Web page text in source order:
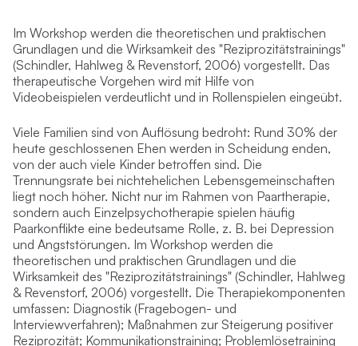
Im Workshop werden die theoretischen und praktischen
Grundlagen und die Wirksamkeit des "Reziprozitätstrainings"
(Schindler, Hahlweg & Revenstorf, 2006) vorgestellt. Das
therapeutische Vorgehen wird mit Hilfe von
Videobeispielen verdeutlicht und in Rollenspielen eingeübt.
Viele Familien sind von Auflösung bedroht: Rund 30% der
heute geschlossenen Ehen werden in Scheidung enden,
von der auch viele Kinder betroffen sind. Die
Trennungsrate bei nichtehelichen Lebensgemeinschaften
liegt noch höher. Nicht nur im Rahmen von Paartherapie,
sondern auch Einzelpsychotherapie spielen häufig
Paarkonflikte eine bedeutsame Rolle, z. B. bei Depression
und Angststörungen. Im Workshop werden die
theoretischen und praktischen Grundlagen und die
Wirksamkeit des "Reziprozitätstrainings" (Schindler, Hahlweg
& Revenstorf, 2006) vorgestellt. Die Therapiekomponenten
umfassen: Diagnostik (Fragebogen- und
Interviewverfahren); Maßnahmen zur Steigerung positiver
Reziprozität; Kommunikationstraining; Problemlösetraining